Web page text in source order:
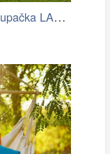
Zahradní houpačka LAMIA Tempo Kondela